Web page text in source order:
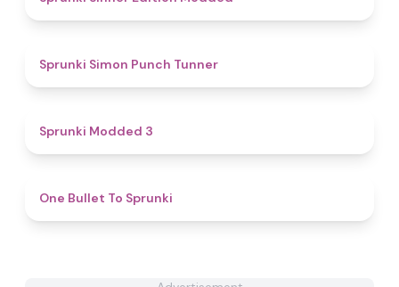
Sprunki Simon Punch Tunner
Sprunki Modded 3
One Bullet To Sprunki